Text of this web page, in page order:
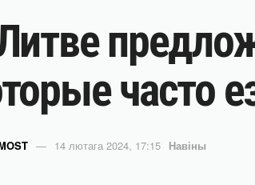
часто
14 лютага 2024, 17:15 Навіны